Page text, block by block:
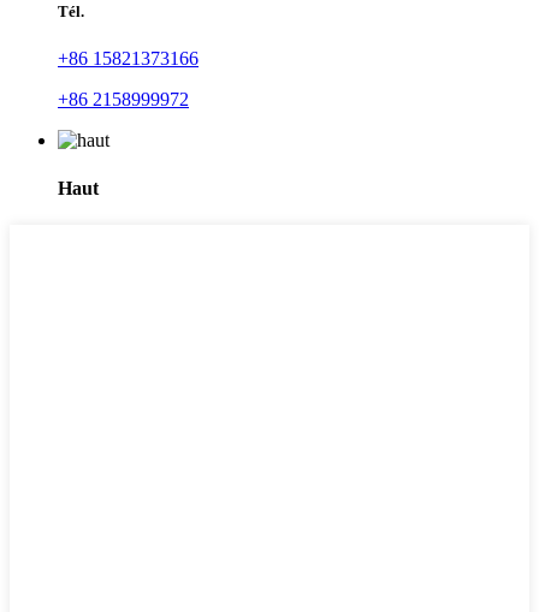
Tél.
+86 15821373166
+86 2158999972
Haut